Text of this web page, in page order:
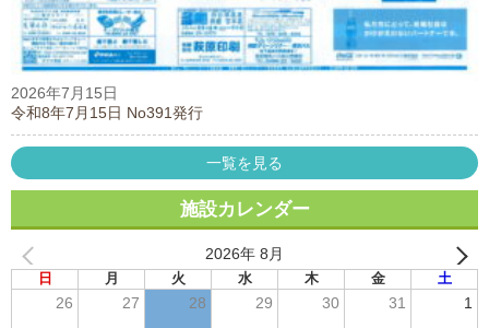
2026年7月15日
令和8年7月15日 No391発行
一覧を見る
施設カレンダー
2026年 8月
日 月 火 水 木 金 土
26 27 28 29 30 31 1